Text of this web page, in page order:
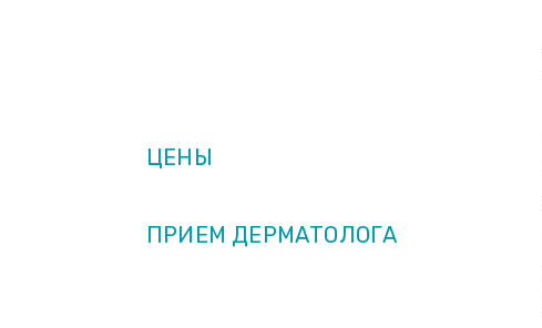
ЦЕНЫ
ПРИЕМ ДЕРМАТОЛОГА